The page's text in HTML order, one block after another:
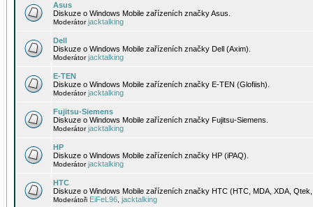
Asus
Diskuze o Windows Mobile zařízeních značky Asus.
Moderátorjacktalking
Dell
Diskuze o Windows Mobile zařízeních značky Dell (Axim).
Moderátorjacktalking
E-TEN
Diskuze o Windows Mobile zařízeních značky E-TEN (Glofiish).
Moderátorjacktalking
Fujitsu-Siemens
Diskuze o Windows Mobile zařízeních značky Fujitsu-Siemens.
Moderátorjacktalking
HP
Diskuze o Windows Mobile zařízeních značky HP (iPAQ).
Moderátorjacktalking
HTC
Diskuze o Windows Mobile zařízeních značky HTC (HTC, MDA, XDA,
Moderátoři EiFeL96 jacktalking